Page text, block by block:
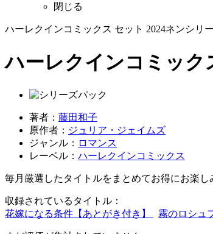
閉じる
ハーレクインコミックス セット 2024ネンシリ
ハーレクインコミッ
著者： 藤田和子
原作者： ジュリア・ジェイムズ
ジャンル： ロマンス
レーベル： ハーレクインコミックス
毎月厳選したタイトルをまとめてお得にお楽
収録されているタイトル：
花嫁になる条件【あとがき付き】
霧のロシュ